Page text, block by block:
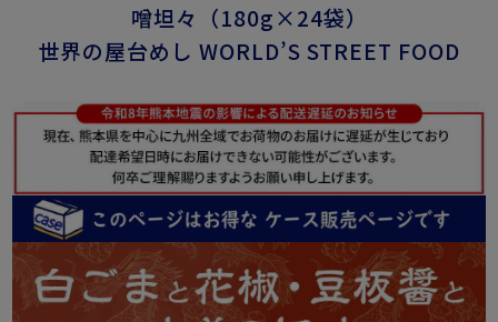
噌坦々（180g×24袋）
世界の屋台めし WORLD’S STREET FOOD